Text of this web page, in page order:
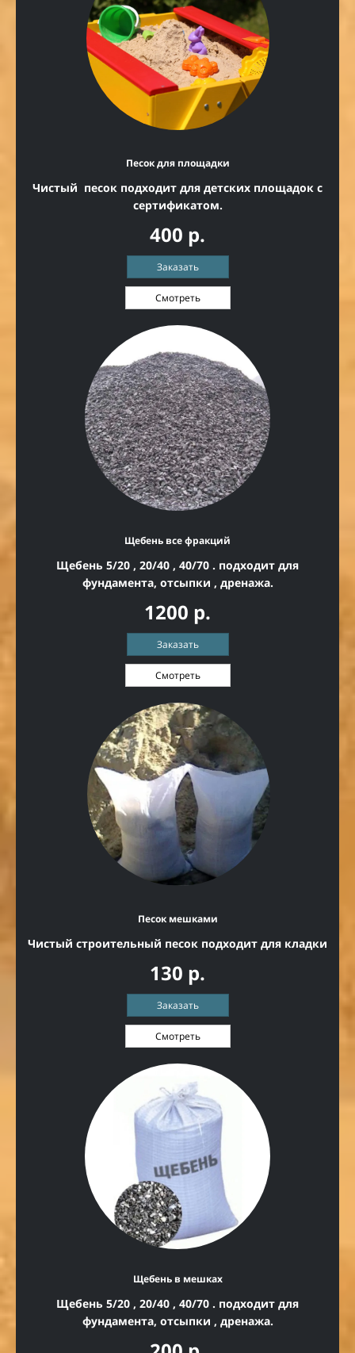
Песок для площадки
Чистый песок подходит для детских площадок с
сертификатом.
400 р.
Заказать
Смотреть
Щебень все фракций
Щебень 5/20 , 20/40 , 40/70 . подходит для
фундамента, отсыпки , дренажа.
1200 р.
Заказать
Смотреть
Песок мешками
Чистый строительный песок подходит для кладки
130 р.
Заказать
Смотреть
Щебень в мешках
Щебень 5/20 , 20/40 , 40/70 . подходит для
фундамента, отсыпки , дренажа.